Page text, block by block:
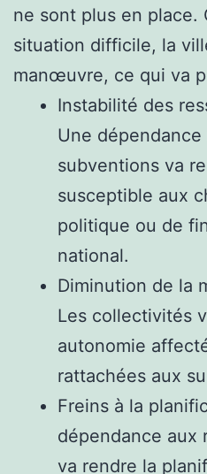
ne sont plus en place.
situation difficile, la
manœuvre, ce qui va
Instabilité des
Une dépendance
subventions va
susceptible aux
politique ou de
national.
Diminution de la
Les collectivités
autonomie
rattachées aux
Freins à la
dépendance aux
va rendre la